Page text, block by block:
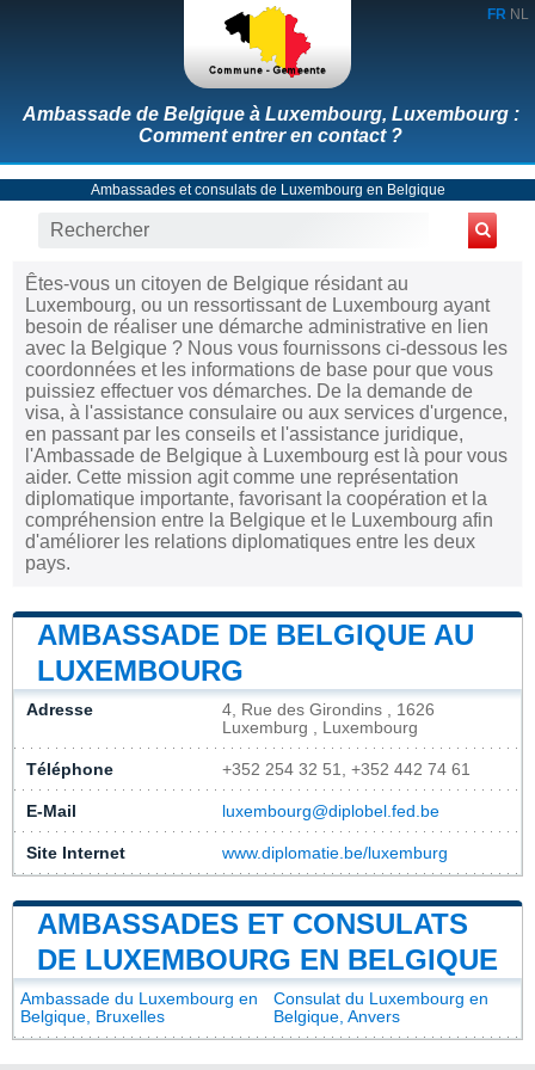
FR NL
Ambassade de Belgique à Luxembourg, Luxembourg :
Comment entrer en contact ?
Ambassades et consulats de Luxembourg en Belgique
Êtes-vous un citoyen de Belgique résidant au
Luxembourg, ou un ressortissant de Luxembourg ayant
besoin de réaliser une démarche administrative en lien
avec la Belgique ? Nous vous fournissons ci-dessous les
coordonnées et les informations de base pour que vous
puissiez effectuer vos démarches. De la demande de
visa, à l'assistance consulaire ou aux services d'urgence,
en passant par les conseils et l'assistance juridique,
l'Ambassade de Belgique à Luxembourg est là pour vous
aider. Cette mission agit comme une représentation
diplomatique importante, favorisant la coopération et la
compréhension entre la Belgique et le Luxembourg afin
d'améliorer les relations diplomatiques entre les deux
pays.
AMBASSADE DE BELGIQUE AU
LUXEMBOURG
Adresse
4, Rue des Girondins , 1626
Luxemburg , Luxembourg
Téléphone +352 254 32 51, +352 442 74 61
E-Mail luxembourg@diplobel.fed.be
Site Internet www.diplomatie.be/luxemburg
AMBASSADES ET CONSULATS
DE LUXEMBOURG EN BELGIQUE
Ambassade du Luxembourg en
Belgique, Bruxelles
Consulat du Luxembourg en
Belgique, Anvers